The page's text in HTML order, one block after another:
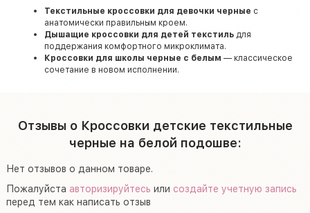
Текстильные кроссовки для девочки черные с
анатомически правильным кроем.
Дышащие кроссовки для детей текстиль для
поддержания комфортного микроклимата.
Кроссовки для школы черные с белым — классическое
сочетание в новом исполнении.
Отзывы о Кроссовки детские текстильные
черные на белой подошве:
Нет отзывов о данном товаре.
Пожалуйста авторизируйтесь или создайте учетную запись
перед тем как написать отзыв